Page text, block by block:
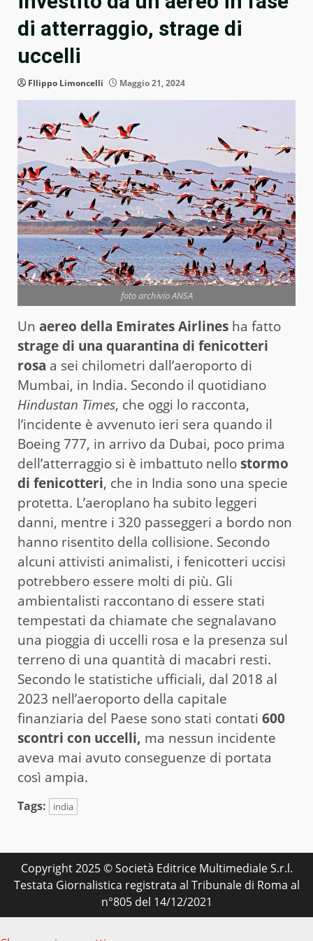
di atterraggio, strage di
uccelli
FIlippo Limoncelli Maggio 21, 2024
foto archivio ANSA
Un aereo della Emirates Airlines ha fatto
strage di una quarantina di fenicotteri
rosa a sei chilometri dall’aeroporto di
Mumbai, in India. Secondo il quotidiano
Hindustan Times, che oggi lo racconta,
l’incidente è avvenuto ieri sera quando il
Boeing 777, in arrivo da Dubai, poco prima
dell’atterraggio si è imbattuto nello stormo
di fenicotteri, che in India sono una specie
protetta. L’aeroplano ha subito leggeri
danni, mentre i 320 passeggeri a bordo non
hanno risentito della collisione. Secondo
alcuni attivisti animalisti, i fenicotteri uccisi
potrebbero essere molti di più. Gli
ambientalisti raccontano di essere stati
tempestati da chiamate che segnalavano
una pioggia di uccelli rosa e la presenza sul
terreno di una quantità di macabri resti.
Secondo le statistiche ufficiali, dal 2018 al
2023 nell’aeroporto della capitale
finanziaria del Paese sono stati contati 600
scontri con uccelli, ma nessun incidente
aveva mai avuto conseguenze di portata
così ampia.
Tags: india
Copyright 2025 © Società Editrice Multimediale S.r.l.
Testata Giornalistica registrata al Tribunale di Roma al
n°805 del 14/12/2021